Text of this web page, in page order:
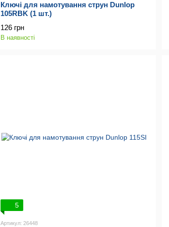
Ключі для намотування струн Dunlop
105RBK (1 шт.)
126 грн
В наявності
5
Артикул: 26448